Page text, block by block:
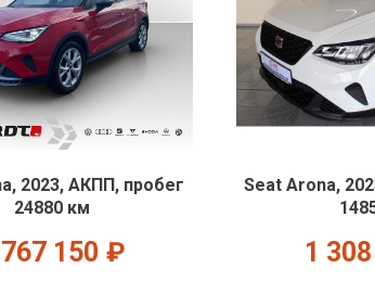
2023, АКПП, пробег
24880 км
150 ₽
Seat Arona,
1